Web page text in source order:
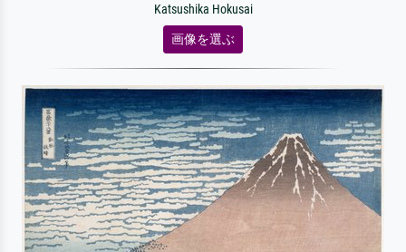
Katsushika Hokusai
画像を選ぶ